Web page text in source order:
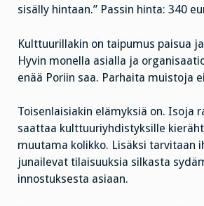
sisälly hintaan.” Passin hinta: 340
Kulttuurillakin on taipumus paisua
Hyvin monella asialla ja
enää Poriin saa. Parhaita muistoja
Toisenlaisiakin elämyksiä on. Isoja
saattaa kulttuuriyhdistyksille
muutama kolikko. Lisäksi tarvitaan
junailevat tilaisuuksia silkasta
innostuksesta asiaan.